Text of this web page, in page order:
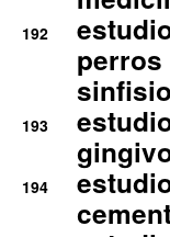
192
perros
193
194